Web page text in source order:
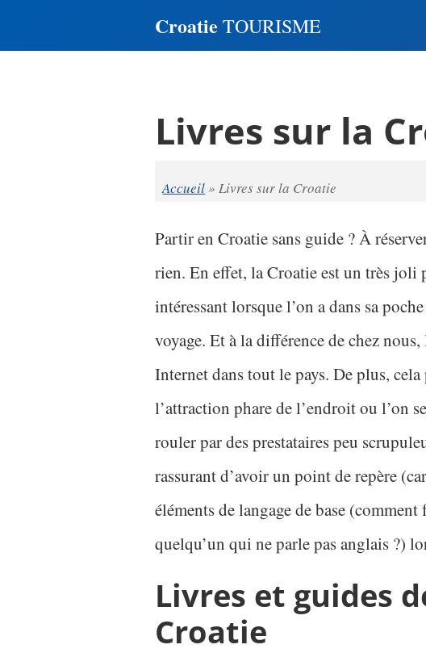
Croatie TOURISME
Livres sur la
Accueil»Livres sur la Croatie
Partir en Croatie sans guide ? À
rien. En effet, la Croatie est un très joli
intéressant lorsque l’on a dans sa
voyage. Et à la différence de chez
Internet dans tout le pays. De plus, cela
l’attraction phare de l’endroit ou l’on
rouler par des prestataires peu
rassurant d’avoir un point de repère
éléments de langage de base
quelqu’un qui ne parle pas anglais ?)
Livres et guides
Croatie